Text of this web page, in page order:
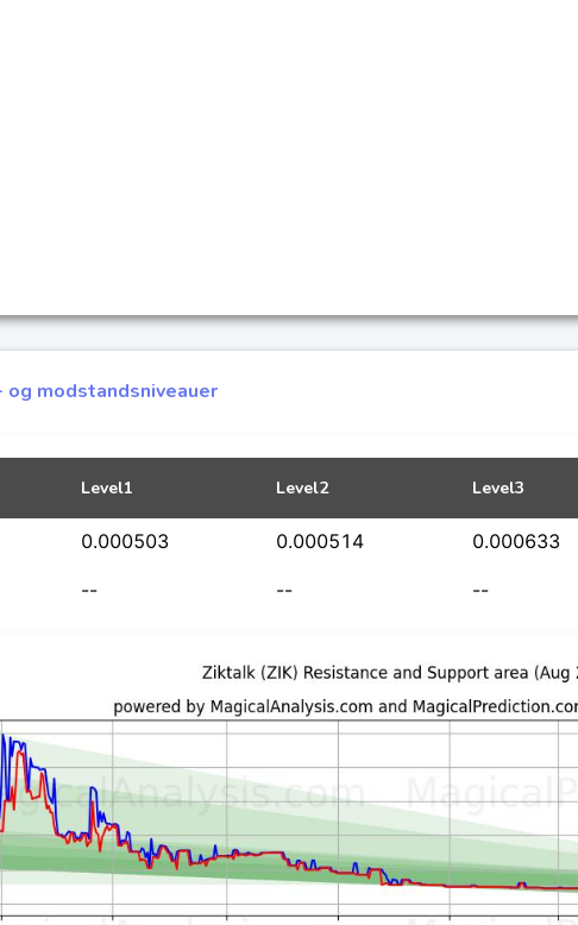
modstandsniveauer
Level1 Level2 Level3
0.000503 0.000514 0.000633
-- -- --